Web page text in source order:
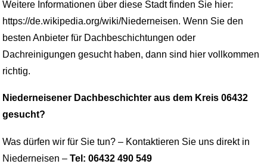
Weitere Informationen über diese Stadt finden Sie hier:
https://de.wikipedia.org/wiki/Niederneisen. Wenn Sie den
besten Anbieter für Dachbeschichtungen oder
Dachreinigungen gesucht haben, dann sind hier vollkommen
richtig.
Niederneisener Dachbeschichter aus dem Kreis 06432
gesucht?
Was dürfen wir für Sie tun? – Kontaktieren Sie uns direkt in
Niederneisen – Tel: 06432 490 549